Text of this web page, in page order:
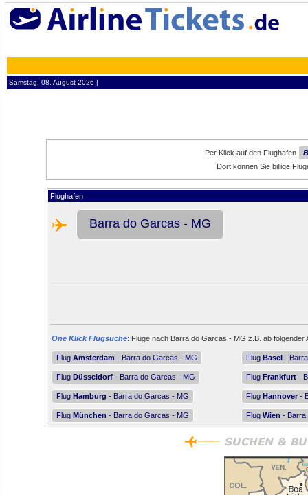
Samstag, 08. August 2026 ¦
Per Klick auf den Flughafen
Dort können Sie billige
Flughafen
Barra do Garcas - MG
One Klick Flugsuche: Flüge nach Barra do Garcas - MG z.B. ab folgender
Flug Amsterdam - Barra do Garcas - MG Flug Basel -
Flug Düsseldorf - Barra do Garcas - MG Flug Frankfurt -
Flug Hamburg - Barra do Garcas - MG Flug Hannover -
Flug München - Barra do Garcas - MG Flug Wien - Barra